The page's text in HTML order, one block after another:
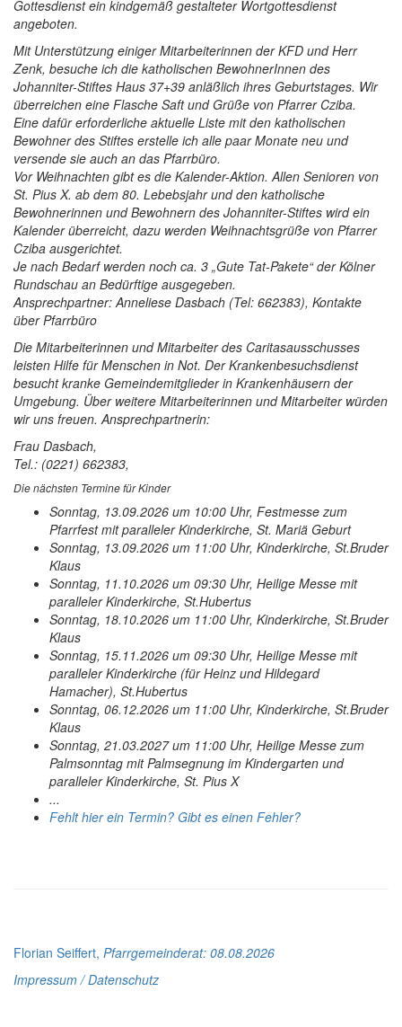
Gottesdienst ein kindgemäß gestalteter Wortgottesdienst
angeboten.
Mit Unterstützung einiger Mitarbeiterinnen der KFD und Herr
Zenk, besuche ich die katholischen BewohnerInnen des
Johanniter-Stiftes Haus 37+39 anläßlich ihres Geburtstages. Wir
überreichen eine Flasche Saft und Grüße von Pfarrer Cziba.
Eine dafür erforderliche aktuelle Liste mit den katholischen
Bewohner des Stiftes erstelle ich alle paar Monate neu und
versende sie auch an das Pfarrbüro.
Vor Weihnachten gibt es die Kalender-Aktion. Allen Senioren von
St. Pius X. ab dem 80. Lebebsjahr und den katholische
Bewohnerinnen und Bewohnern des Johanniter-Stiftes wird ein
Kalender überreicht, dazu werden Weihnachtsgrüße von Pfarrer
Cziba ausgerichtet.
Je nach Bedarf werden noch ca. 3 „Gute Tat-Pakete“ der Kölner
Rundschau an Bedürftige ausgegeben.
Ansprechpartner: Anneliese Dasbach (Tel: 662383), Kontakte
über Pfarrbüro
Die Mitarbeiterinnen und Mitarbeiter des Caritasausschusses
leisten Hilfe für Menschen in Not. Der Krankenbesuchsdienst
besucht kranke Gemeindemitglieder in Krankenhäusern der
Umgebung. Über weitere Mitarbeiterinnen und Mitarbeiter würden
wir uns freuen. Ansprechpartnerin:
Frau Dasbach,
Tel.: (0221) 662383,
Die nächsten Termine für Kinder
Sonntag, 13.09.2026 um 10:00 Uhr, Festmesse zum
Pfarrfest mit paralleler Kinderkirche, St. Mariä Geburt
Sonntag, 13.09.2026 um 11:00 Uhr, Kinderkirche, St.Bruder
Klaus
Sonntag, 11.10.2026 um 09:30 Uhr, Heilige Messe mit
paralleler Kinderkirche, St.Hubertus
Sonntag, 18.10.2026 um 11:00 Uhr, Kinderkirche, St.Bruder
Klaus
Sonntag, 15.11.2026 um 09:30 Uhr, Heilige Messe mit
paralleler Kinderkirche (für Heinz und Hildegard
Hamacher), St.Hubertus
Sonntag, 06.12.2026 um 11:00 Uhr, Kinderkirche, St.Bruder
Klaus
Sonntag, 21.03.2027 um 11:00 Uhr, Heilige Messe zum
Palmsonntag mit Palmsegnung im Kindergarten und
paralleler Kinderkirche, St. Pius X
...
Fehlt hier ein Termin? Gibt es einen Fehler?
Florian Seiffert, Pfarrgemeinderat: 08.08.2026
Impressum / Datenschutz